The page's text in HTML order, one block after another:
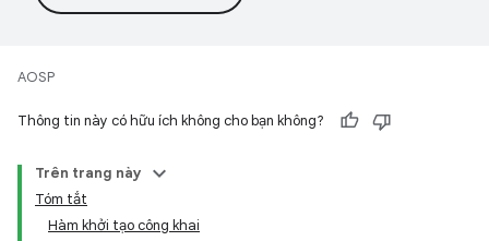
AOSP
Thông tin này có hữu ích không cho bạn không?
Trên trang này
Tóm tắt
Hàm khởi tạo công khai